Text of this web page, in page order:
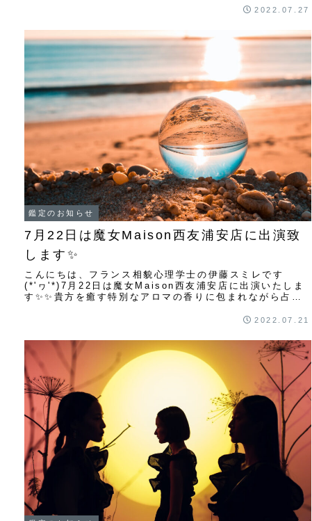
2022.07.27
鑑定のお知らせ
7月22日は魔女Maison西友浦安店に出演致
します✨
こんにちは、フランス相貌心理学士の伊藤スミレです
(*'ヮ'*)7月22日は魔女Maison西友浦安店に出演いたしま
す✨✨貴方を癒す特別なアロマの香りに包まれながら占い
2022.07.21